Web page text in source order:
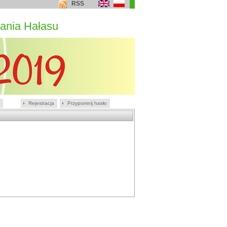
Rejestracja Przypomnij hasło
RSS
Hałasu